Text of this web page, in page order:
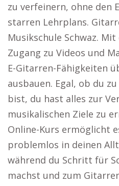
zu verfeinern, ohne den
starren Lehrplans.
Musikschule Schwaz.
Zugang zu Videos und
E-Gitarren-Fähigkeiten
ausbauen. Egal, ob du
bist, du hast alles zur
musikalischen Ziele zu
Online-Kurs ermöglicht
problemlos in deinen
während du Schritt für
machst und zum